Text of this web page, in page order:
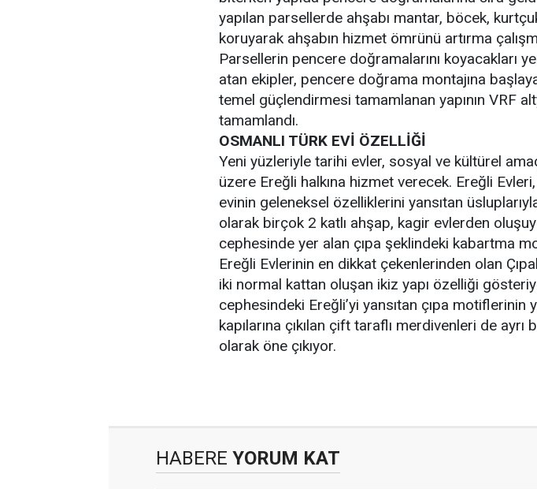
yapılan parsellerde ahşabı mantar, böcek,
koruyarak ahşabın hizmet ömrünü artırma
Parsellerin pencere doğramalarını koyacakları
atan ekipler, pencere doğrama montajına
temel güçlendirmesi tamamlanan yapının VRF
tamamlandı.
OSMANLI TÜRK EVİ ÖZELLİĞİ
Yeni yüzleriyle tarihi evler, sosyal ve kültürel
üzere Ereğli halkına hizmet verecek. Ereğli
evinin geleneksel özelliklerini yansıtan
olarak birçok 2 katlı ahşap, kagir evlerden
cephesinde yer alan çıpa şeklindeki kabartma
Ereğli Evlerinin en dikkat çekenlerinden olan
iki normal kattan oluşan ikiz yapı özelliği
cephesindeki Ereğli’yi yansıtan çıpa motiflerinin
kapılarına çıkılan çift taraflı merdivenleri de
olarak öne çıkıyor.
HABERE YORUM KAT